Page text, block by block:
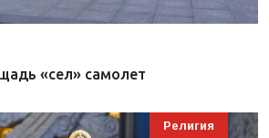
«сел» самолет
Религия